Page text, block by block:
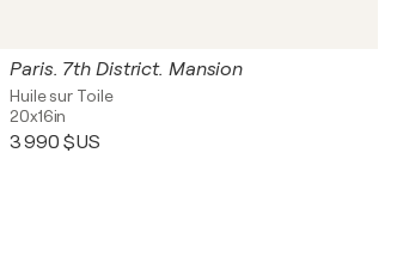
Paris. 7th District. Mansion
Huile sur Toile
20x16in
3 990 $US